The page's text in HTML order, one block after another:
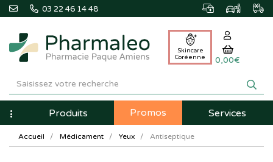
03 22 46 14 48
Pharmaleo
Pharmacie
Paque
Amiens
Skincare
Coréenne
0,00€
NavigationProduits Promos Services
Accueil Médicament Yeux Antiseptique